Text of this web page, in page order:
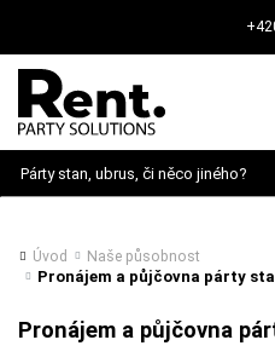
Úvod Naše působnost
Pronájem a půjčovna párty
Pronájem a půjčovna